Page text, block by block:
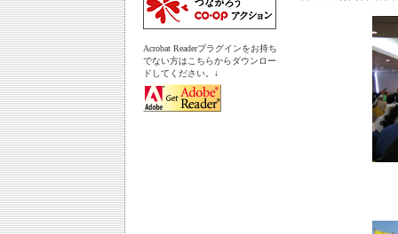
Acrobat Readerプラグインをお持ち
でない方はこちらからダウンロー
ドしてください。↓